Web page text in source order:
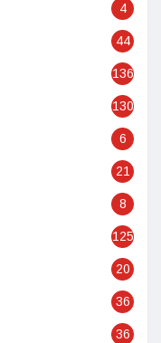
4
44
136
130
6
21
8
125
20
36
36